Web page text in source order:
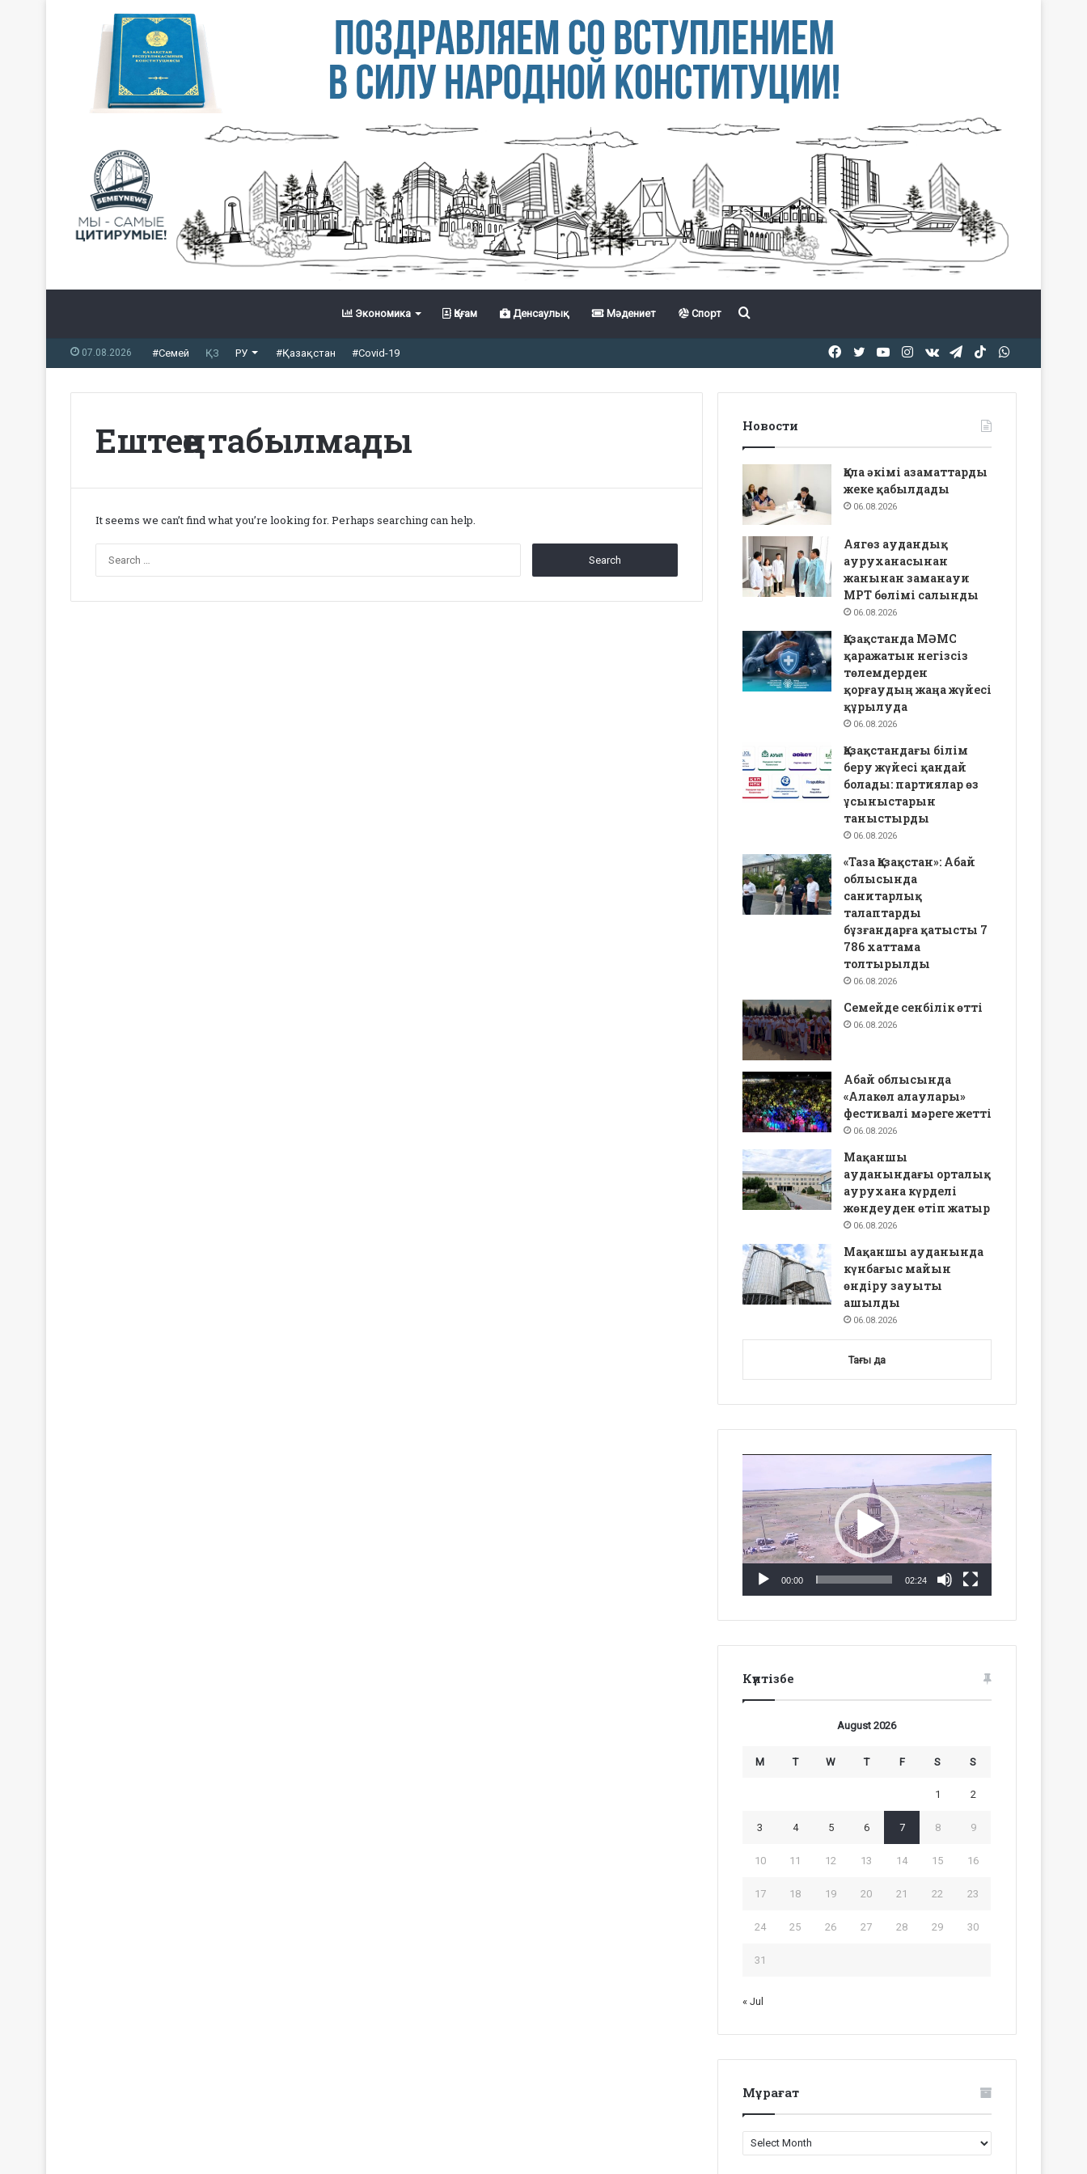
Экономика Қоғам Денсаулық Мәдениет Спорт
07.08.2026 #Семей ҚЗ РУ #Қазақстан #Covid-19 TikTok
Telegram
vk.com
Instagram
YouTube
Twitter
Facebook
Ештеңе табылмады
It seems we can’t find what you’re looking for. Perhaps searching can help.
Новости
Қала әкімі азаматтарды
жеке қабылдады
06.08.2026
Аягөз аудандық
ауруханасынан
жанынан заманауи
МРТ бөлімі салынды
06.08.2026
Қазақстанда МӘМС
қаражатын негізсіз
төлемдерден
қорғаудың жаңа жүйесі
құрылуда
06.08.2026
Қазақстандағы білім
беру жүйесі қандай
болады: партиялар өз
ұсыныстарын
таныстырды
06.08.2026
«Таза Қазақстан»: Абай
облысында
санитарлық
талаптарды
бұзғандарға қатысты 7
786 хаттама
толтырылды
06.08.2026
Семейде сенбілік өтті
06.08.2026
Абай облысында
«Алакөл алаулары»
фестивалі мәреге жетті
06.08.2026
Мақаншы
ауданындағы орталық
аурухана күрделі
жөндеуден өтіп жатыр
06.08.2026
Мақаншы ауданында
күнбағыс майын
өндіру зауыты
ашылды
06.08.2026
Тағы да
00:00 02:24
Күнтізбе
August 2026
M T W T F S S
1 2
3 4 5 6 7 8 9
10 11 12 13 14 15 16
17 18 19 20 21 22 23
24 25 26 27 28 29 30
31
« Jul
Мұрағат
Мұрағат